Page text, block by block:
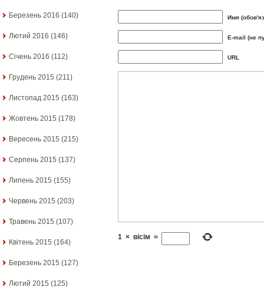
Березень 2016 (140)
Лютий 2016 (146)
Січень 2016 (112)
Грудень 2015 (211)
Листопад 2015 (163)
Жовтень 2015 (178)
Вересень 2015 (215)
Серпень 2015 (137)
Липень 2015 (155)
Червень 2015 (203)
Травень 2015 (107)
Квітень 2015 (164)
Березень 2015 (127)
Лютий 2015 (125)
Имя
E-mail (не
URL
1 × вісім =